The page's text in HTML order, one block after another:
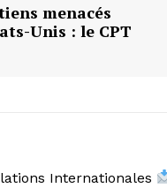
menacés
Unis : le CPT
Internationales